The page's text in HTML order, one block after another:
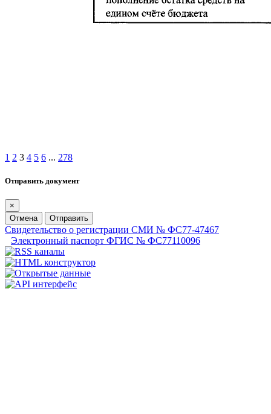
1 2 3 4 5 6 ... 278
Отправить документ
×
Отмена
Отправить
Свидетельство о регистрации СМИ № ФС77-47467
Электронный паспорт ФГИС № ФС77110096